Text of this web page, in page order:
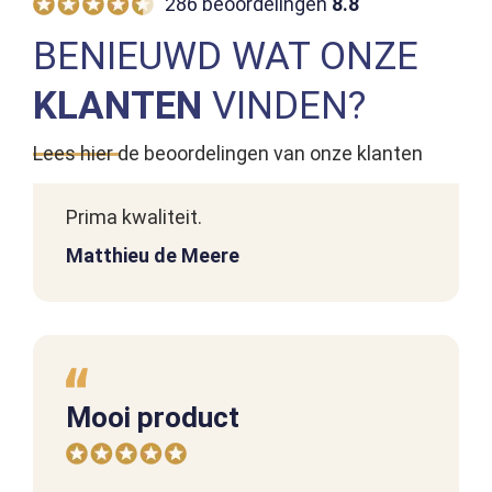
BENIEUWD WAT ONZE
KLANTEN VINDEN?
Lees hier de beoordelingen van onze klanten
Prima kwaliteit.
Matthieu de Meere
Mooi product